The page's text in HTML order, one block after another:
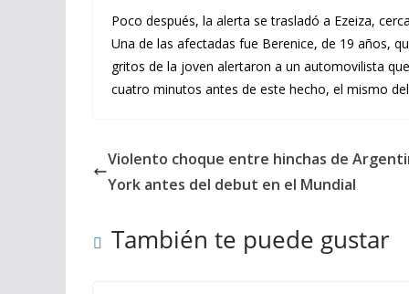
Poco después, la alerta se trasladó a Ezeiza,
Una de las afectadas fue Berenice, de 19 años,
gritos de la joven alertaron a un automovilista
cuatro minutos antes de este hecho, el mismo
Violento choque entre hinchas de
York antes del debut en el Mundial
También te puede gustar